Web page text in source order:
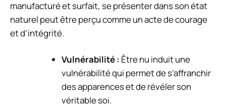
manufacturé et surfait, se présenter dans son état
naturel peut être perçu comme un acte de courage
et d’intégrité.
Vulnérabilité : Être nu induit une
vulnérabilité qui permet de s’affranchir
des apparences et de révéler son
véritable soi.